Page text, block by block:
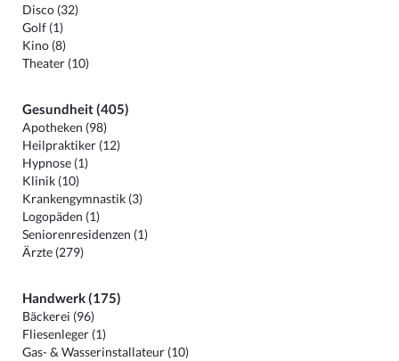
Disco (32)
Golf (1)
Kino (8)
Theater (10)
Gesundheit (405)
Apotheken (98)
Heilpraktiker (12)
Hypnose (1)
Klinik (10)
Krankengymnastik (3)
Logopäden (1)
Seniorenresidenzen (1)
Ärzte (279)
Handwerk (175)
Bäckerei (96)
Fliesenleger (1)
Gas- & Wasserinstallateur (10)